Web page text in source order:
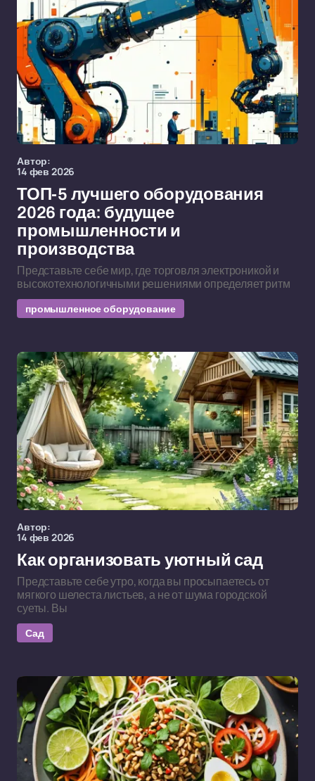
Автор:
14 фев 2026
ТОП-5 лучшего оборудования
2026 года: будущее
промышленности и
производства
Представьте себе мир, где торговля электроникой и
высокотехнологичными решениями определяет ритм
промышленное оборудование
Автор:
14 фев 2026
Как организовать уютный сад
Представьте себе утро, когда вы просыпаетесь от
мягкого шелеста листьев, а не от шума городской
суеты. Вы
Сад